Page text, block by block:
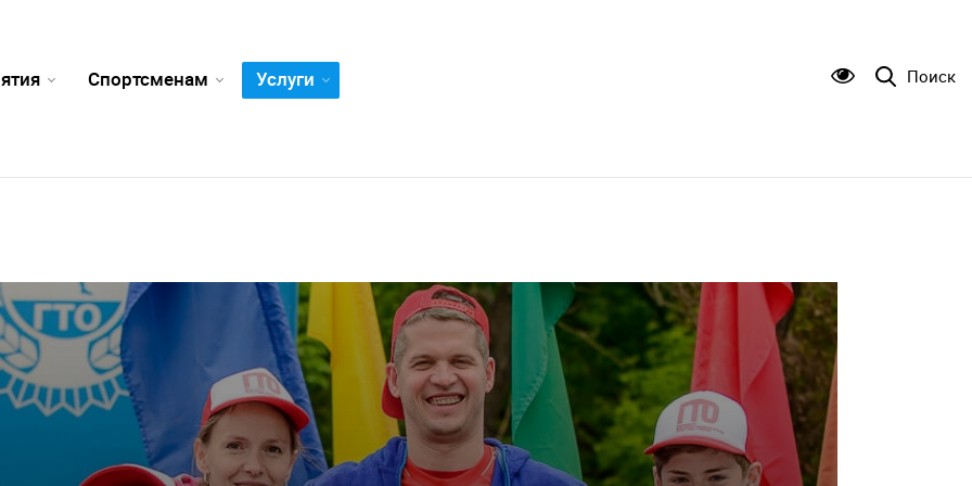
Спортсменам Услуги Поиск